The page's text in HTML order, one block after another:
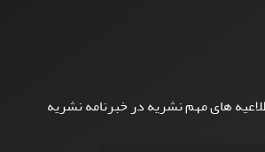
های مهم نشریه در خبرنامه نشریه